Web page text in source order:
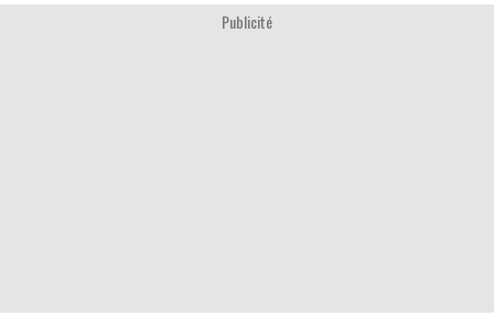
Publicité